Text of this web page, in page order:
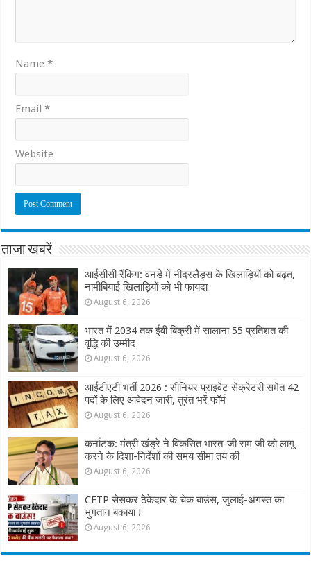
Name*
Email*
Website
ताजा खबरें
आईसीसी रैंकिंग: वनडे में नीदरलैंड्स के खिलाड़ियों को बढ़त,
नामीबियाई खिलाड़ियों को भी फायदा
August 6, 2026
भारत में 2034 तक ईवी बिक्री में सालाना 55 प्रतिशत की
वृद्धि की उम्मीद
August 6, 2026
आईटीएटी भर्ती 2026 : सीनियर प्राइवेट सेक्रेटरी समेत 42
पदों के लिए आवेदन जारी, तुरंत भरें फॉर्म
August 6, 2026
कर्नाटक: मंत्री खंड्रे ने विकसित भारत-जी राम जी को लागू
करने के दिशा-निर्देशों की समय सीमा तय की
August 6, 2026
CETP सेसकर ठेकेदार के चेक बाउंस, जुलाई-अगस्त का
भुगतान बकाया !
August 6, 2026